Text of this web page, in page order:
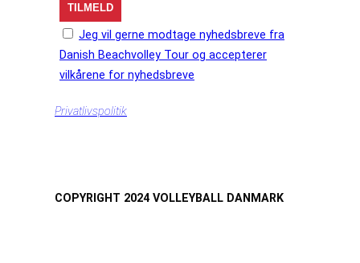
Jeg vil gerne modtage nyhedsbreve fra
Danish Beachvolley Tour og accepterer
vilkårene for nyhedsbreve
Privatlivspolitik
COPYRIGHT 2024 VOLLEYBALL DANMARK